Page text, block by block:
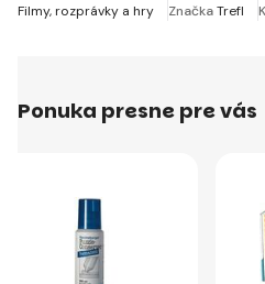
Filmy, rozprávky a hry
ZnačkaTrefl
Ponuka presne pre vás